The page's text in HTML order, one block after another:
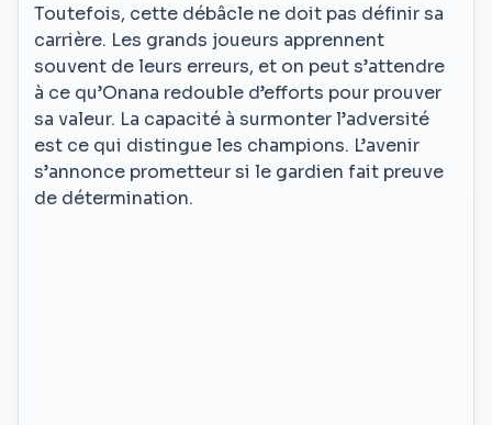
Toutefois, cette débâcle ne doit pas définir sa
carrière. Les grands joueurs apprennent
souvent de leurs erreurs, et on peut s’attendre
à ce qu’Onana redouble d’efforts pour prouver
sa valeur. La capacité à surmonter l’adversité
est ce qui distingue les champions. L’avenir
s’annonce prometteur si le gardien fait preuve
de détermination.